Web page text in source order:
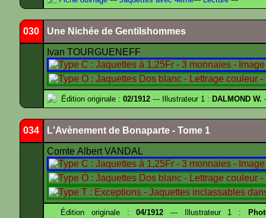
030 Une Nichée de Gentilshommes
Ivan TOURGUENEFF
Édition originale : 02/1912 --- Illustrateur 1 : DALMOND W.
034 L'Avènement de Bonaparte - Tome 1
Comte Albert VANDAL
Édition originale :04/1912 --- Illustrateur 1 :